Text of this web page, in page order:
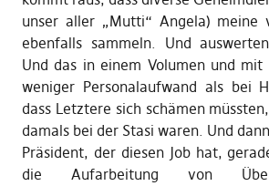
unser aller „Mutti“ Angela) meine
ebenfalls sammeln. Und
Und das in einem Volumen und
weniger Personalaufwand als bei
dass Letztere sich schämen
damals bei der Stasi waren. Und
Präsident, der diesen Job hat,
die Aufarbeitung von